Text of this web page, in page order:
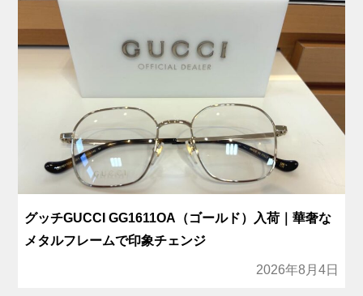
グッチGUCCI GG1611OA（ゴールド）入荷｜華奢な
メタルフレームで印象チェンジ
2026年8月4日